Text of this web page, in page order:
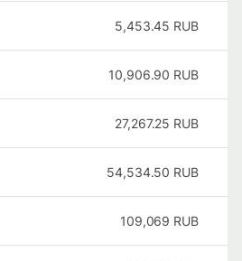
5,453.45 RUB
10,906.90 RUB
27,267.25 RUB
54,534.50 RUB
109,069 RUB